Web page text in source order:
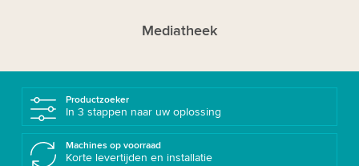
Mediatheek
Productzoeker
In 3 stappen naar uw oplossing
Machines op voorraad
Korte levertijden en installatie